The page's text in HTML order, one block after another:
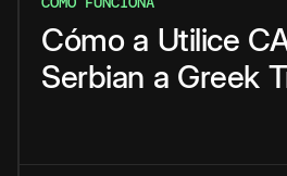
Cómo a Utilice
Serbian a Greek